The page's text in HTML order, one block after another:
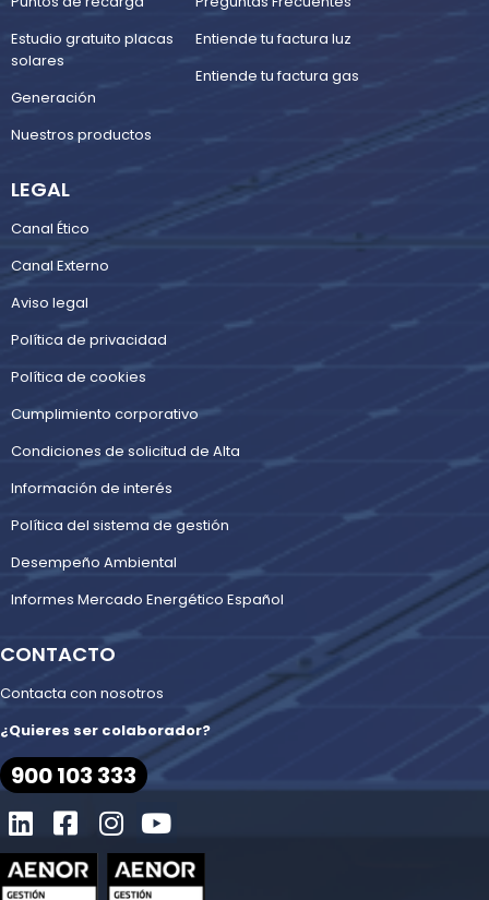
Estudio gratuito placas
solares
Generación
Nuestros productos
Entiende tu factura luz
Entiende tu factura gas
LEGAL
Canal Ético
Canal Externo
Aviso legal
Política de privacidad
Política de cookies
Cumplimiento corporativo
Condiciones de solicitud de Alta
Información de interés
Política del sistema de gestión
Desempeño Ambiental
Informes Mercado Energético Español
CONTACTO
Contacta con nosotros
¿Quieres ser colaborador?
900 103 333